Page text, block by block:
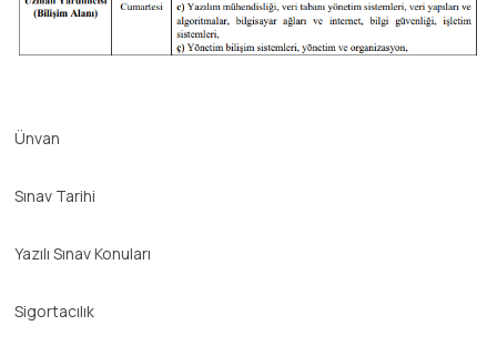
Ünvan
Sınav Tarihi
Yazılı Sınav Konuları
Sigortacılık